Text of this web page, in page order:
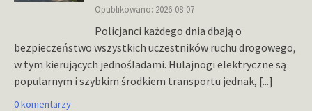
Opublikowano: 2026-08-07
Policjanci każdego dnia dbają o
bezpieczeństwo wszystkich uczestników ruchu drogowego,
w tym kierujących jednośladami. Hulajnogi elektryczne są
popularnym i szybkim środkiem transportu jednak, [...]
0 komentarzy